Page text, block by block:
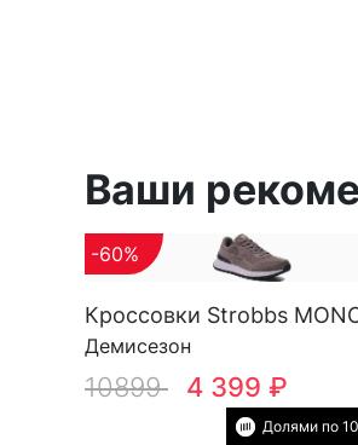
Ваши
Демисезон
-60%
10899 4 399 ₽
Долями по